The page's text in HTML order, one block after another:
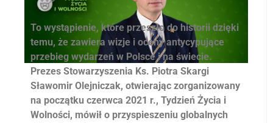
To wystąpienie, które przeszło do historii dzięki
temu, że zawiera wizje i oceny antycypujące
przebieg wydarzeń w Polsce i na świecie.
Prezes Stowarzyszenia Ks. Piotra Skargi
Sławomir Olejniczak, otwierając zorganizowany
na początku czerwca 2021 r., Tydzień Życia i
Wolności, mówił o przyspieszeniu globalnych